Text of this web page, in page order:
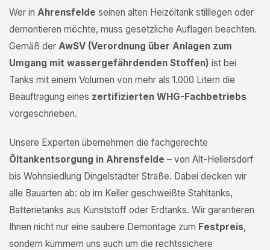
Wer in Ahrensfelde seinen alten Heizöltank stilllegen oder
demontieren möchte, muss gesetzliche Auflagen beachten.
Gemäß der AwSV (Verordnung über Anlagen zum
Umgang mit wassergefährdenden Stoffen) ist bei
Tanks mit einem Volumen von mehr als 1.000 Litern die
Beauftragung eines zertifizierten WHG-Fachbetriebs
vorgeschrieben.
Unsere Experten übernehmen die fachgerechte
Öltankentsorgung in Ahrensfelde – von Alt-Hellersdorf
bis Wohnsiedlung Dingelstädter Straße. Dabei decken wir
alle Bauarten ab: ob im Keller geschweißte Stahltanks,
Batterietanks aus Kunststoff oder Erdtanks. Wir garantieren
Ihnen nicht nur eine saubere Demontage zum Festpreis,
sondern kümmern uns auch um die rechtssichere